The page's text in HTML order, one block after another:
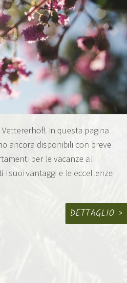
In questa pagina
ancora disponibili con breve
per le vacanze al
suoi vantaggi e le eccellenze
DETTAGLIO